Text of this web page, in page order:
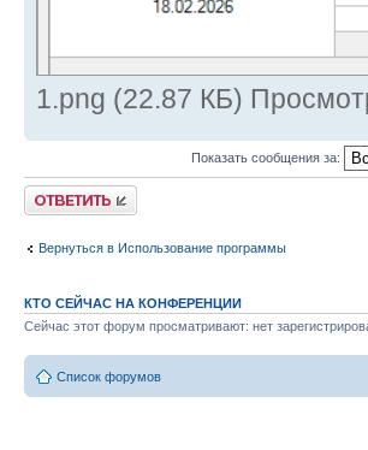
1.png (22.87 КБ)
Показать сообщения за:
Ответить
Вернуться в Использование программы
КТО СЕЙЧАС НА КОНФЕРЕНЦИИ
Сейчас этот форум просматривают: нет
Список форумов